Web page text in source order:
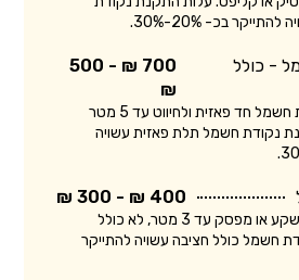
בכ- 20%-30%.
- כולל
700 ₪ - 500
₪
המחיר מתייחס לנקודת חשמל חד פאזית ולחיווט עד 5 מטר
נקודת חשמל תלת פאזית עשויה
400 ₪ - 300 ₪
המחיר מתייחס להזזת שקע או מפסק עד 3 מטר, לא כולל
חשמל כולל חציבה עשויה להתייקר